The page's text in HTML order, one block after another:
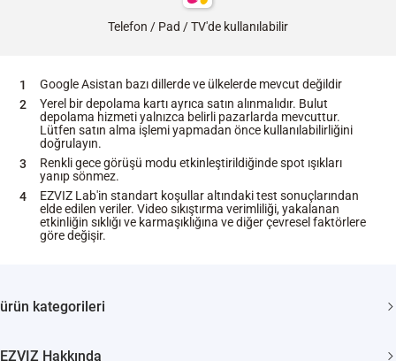
Telefon / Pad / TV'de kullanılabilir
Google Asistan bazı dillerde ve ülkelerde mevcut değildir
Yerel bir depolama kartı ayrıca satın alınmalıdır. Bulut
depolama hizmeti yalnızca belirli pazarlarda mevcuttur.
Lütfen satın alma işlemi yapmadan önce kullanılabilirliğini
doğrulayın.
Renkli gece görüşü modu etkinleştirildiğinde spot ışıkları
yanıp sönmez.
EZVIZ Lab'in standart koşullar altındaki test sonuçlarından
elde edilen veriler. Video sıkıştırma verimliliği, yakalanan
etkinliğin sıklığı ve karmaşıklığına ve diğer çevresel faktörlere
göre değişir.
ürün kategorileri
EZVIZ Hakkında